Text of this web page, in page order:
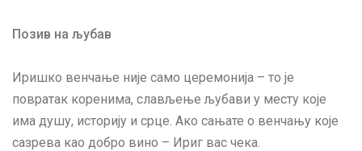
Позив на љубав
Иришко венчање није само церемонија – то је
повратак коренима, слављење љубави у месту које
има душу, историју и срце. Ако сањате о венчању које
сазрева као добро вино – Ириг вас чека.